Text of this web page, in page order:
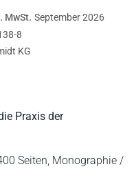
Praxis der
Seiten, Monographie /
MwSt. September 2026
8
KG